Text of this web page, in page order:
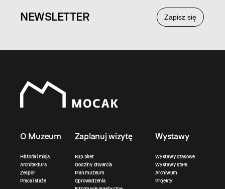
Zapisz się
NEWSLETTER
O Muzeum
Historia i misja
Architektura
Zespół
Praca i staże
Zaplanuj wizytę
Kup bilet
Godziny otwarcia
Plan muzeum
Oprowadzenia
Wystawy
Wystawy czasowe
Wystawy stałe
Archiwum
Projekty